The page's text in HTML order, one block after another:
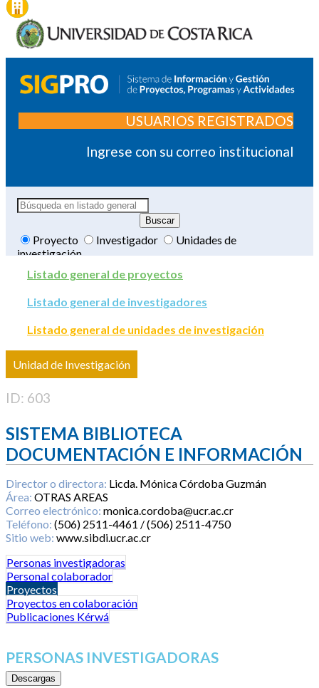
USUARIOS REGISTRADOS
Ingrese con su correo institucional
Proyecto Investigador
Unidades de
investigación
Listado general de proyectos
Listado general de investigadores
Listado general de unidades de investigación
Unidad de Investigación
ID: 603
SISTEMA BIBLIOTECA
DOCUMENTACIÓN E INFORMACIÓN
Director o directora: Licda. Mónica Córdoba Guzmán
Área: OTRAS AREAS
Correo electrónico: monica.cordoba@ucr.ac.cr
Teléfono: (506) 2511-4461 / (506) 2511-4750
Sitio web: www.sibdi.ucr.ac.cr
Personas investigadoras
Personal colaborador
Proyectos
Proyectos en colaboración
Publicaciones Kérwá
PERSONAS INVESTIGADORAS
Descargas